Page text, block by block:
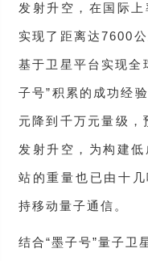
发射升空，在国际
实现了距离达7600
基于卫星平台实现全
子号”积累的成功经
元降到千万元量级
发射升空，为构建
站的重量也已由十
持移动量子通信。
结合“墨子号”量子卫